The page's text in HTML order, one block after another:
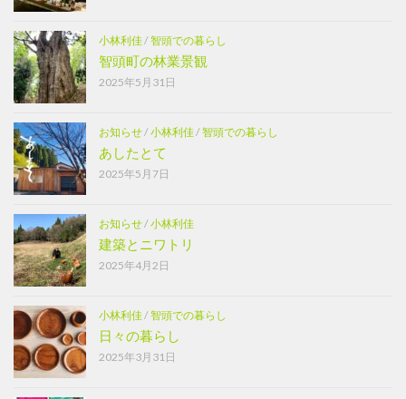
小林利佳/智頭での暮らし
智頭町の林業景観
2025年5月31日
お知らせ/小林利佳/智頭での暮らし
あしたとて
2025年5月7日
お知らせ/小林利佳
建築とニワトリ
2025年4月2日
小林利佳/智頭での暮らし
日々の暮らし
2025年3月31日